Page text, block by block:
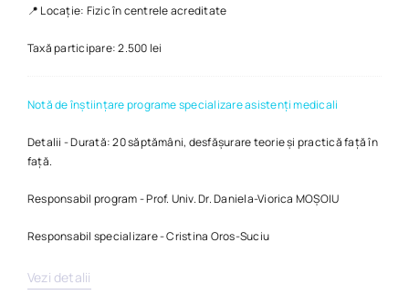
📍 Locație: Fizic în centrele acreditate
Taxă participare: 2.500 lei
Notă de înștiințare programe specializare asistenți medicali
Detalii - Durată: 20 săptămâni, desfășurare teorie și practică față în
față.
Responsabil program - Prof. Univ. Dr. Daniela-Viorica MOȘOIU
Responsabil specializare - Cristina Oros-Suciu
Vezi detalii